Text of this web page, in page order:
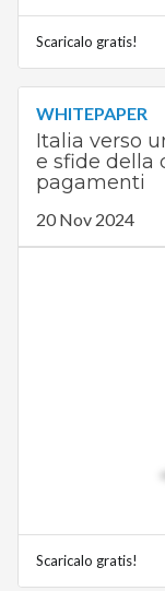
Scaricalo gratis!
WHITEPAPER
Italia verso
e sfide della
pagamenti
20 Nov 2024
Scaricalo gratis!